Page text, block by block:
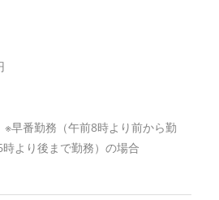
早番勤務（午前8時より前から勤
より後まで勤務）の場合